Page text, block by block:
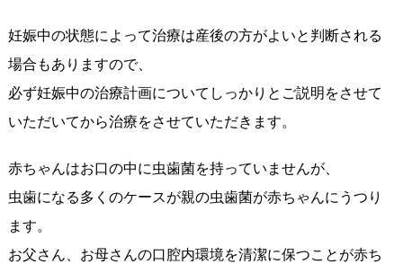
妊娠中の状態によって治療は産後の方がよいと判断される
場合もありますので、
必ず妊娠中の治療計画についてしっかりとご説明をさせて
いただいてから治療をさせていただきます。
赤ちゃんはお口の中に虫歯菌を持っていませんが、
虫歯になる多くのケースが親の虫歯菌が赤ちゃんにうつり
ます。
お父さん、お母さんの口腔内環境を清潔に保つことが赤ち